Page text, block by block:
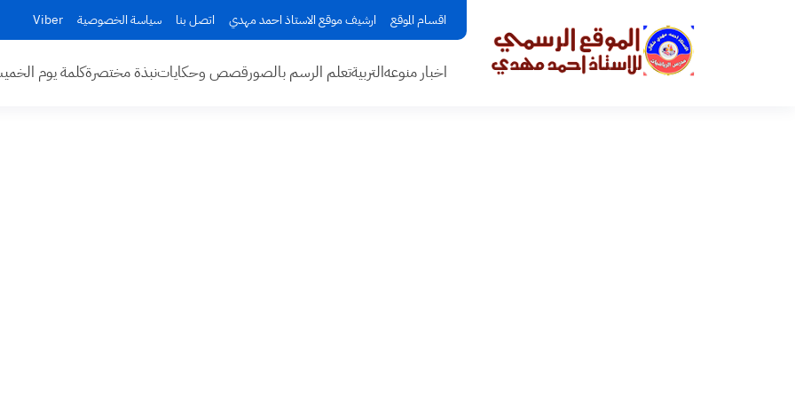
اقسام الموقع ارشيف موقع الاستاذ احمد مهدي اتصل بنا سياسة الخصوصية Viber
اخبار منوعهالتربيةتعلم الرسم بالصورقصص وحكاياتنبذة مختصرةكلمة يوم